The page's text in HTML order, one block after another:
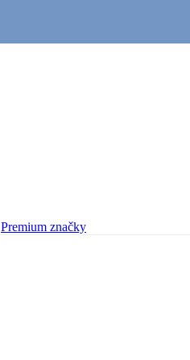
Premium značky